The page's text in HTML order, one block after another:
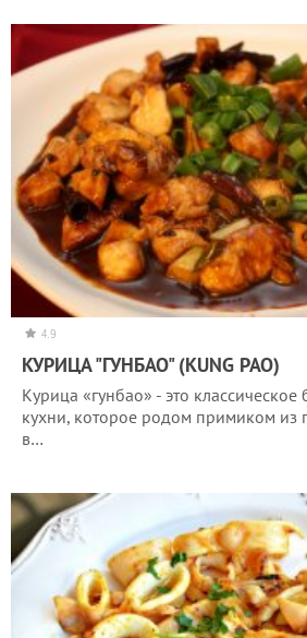
4.9
КУРИЦА "ГУНБАО" (KUNG PAO)
Курица «гунбао» - это
кухни, которое родом примиком из
в…